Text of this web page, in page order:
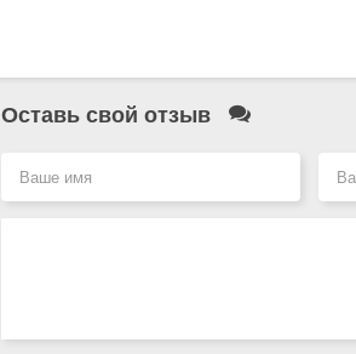
Оставь свой отзыв